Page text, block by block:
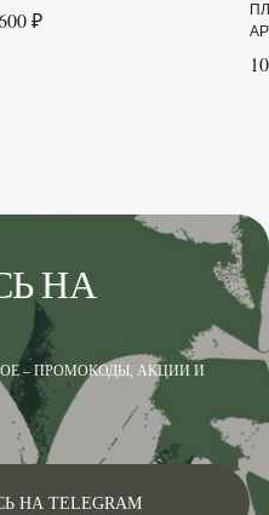
₽
НА
– ПРОМОКОДЫ, АКЦИИ И
НА TELEGRAM